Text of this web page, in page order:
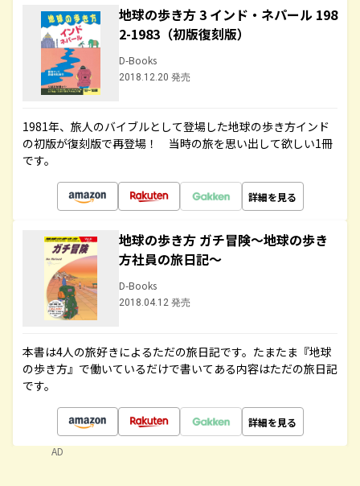
地球の歩き方 3 インド・ネパール 198
2-1983（初版復刻版）
D-Books
2018.12.20 発売
1981年、旅人のバイブルとして登場した地球の歩き方インド
の初版が復刻版で再登場！ 当時の旅を思い出して欲しい1冊
です。
詳細を見る
地球の歩き方 ガチ冒険～地球の歩き
方社員の旅日記～
D-Books
2018.04.12 発売
本書は4人の旅好きによるただの旅日記です。たまたま『地球
の歩き方』で働いているだけで書いてある内容はただの旅日記
です。
詳細を見る
AD